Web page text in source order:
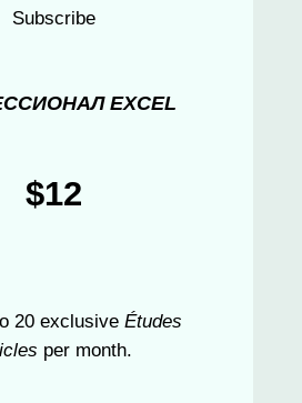
Subscribe
EXCEL
$12
20 exclusive Études
per month.